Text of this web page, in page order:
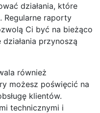
działania, które
Regularne raporty
Ci być na bieżąco
przynoszą
również
możesz poświęcić na
klientów.
technicznymi i